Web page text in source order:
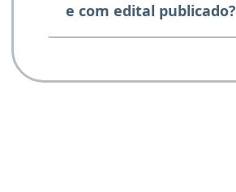
e com edital publicado?